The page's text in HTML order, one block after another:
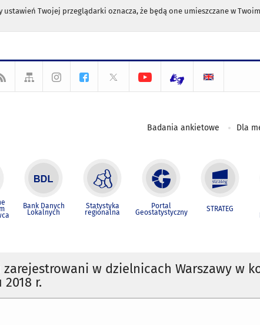
Twojej przeglądarki oznacza, że będą one umieszczane w
Badania ankietowe Dla
Bank Danych
Lokalnych
Statystyka
regionalna
Portal
Geostatystyczny STRATEG
w dzielnicach Warszawy w
2018 r.